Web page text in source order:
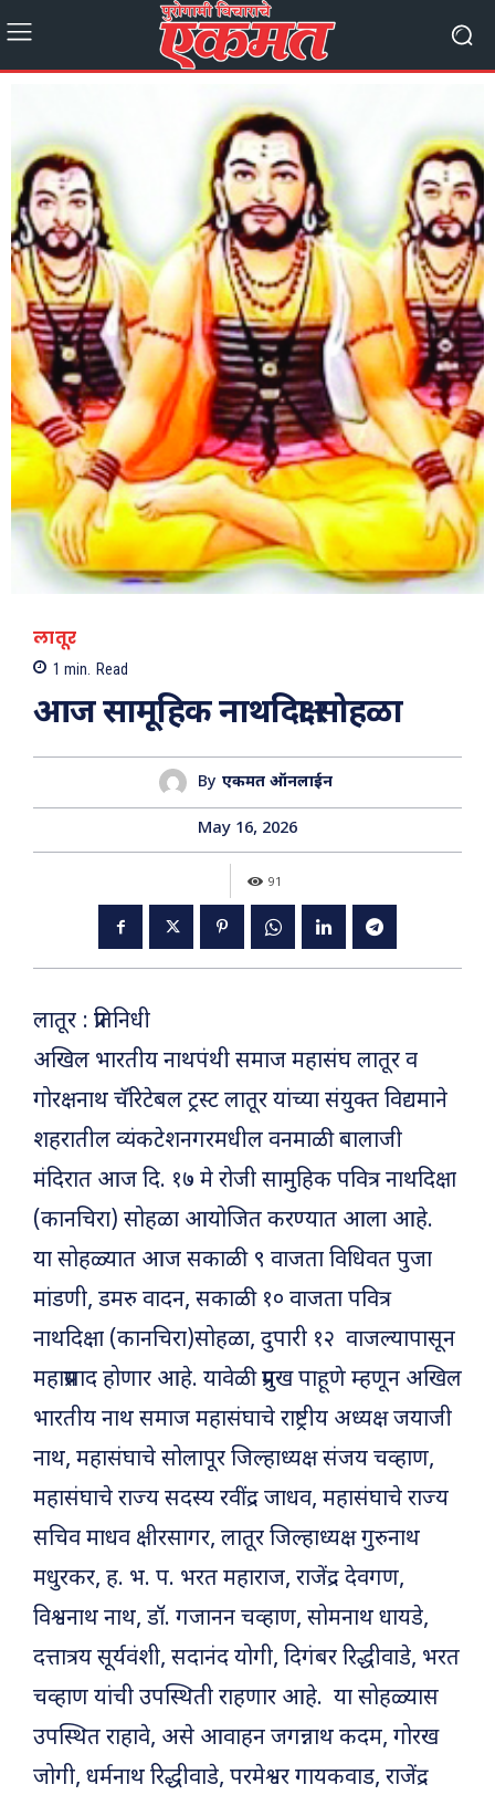
लातूर
1 min. Read
आज सामूहिक नाथदिक्षा सोहळा
By एकमत ऑनलाईन
May 16, 2026
91
लातूर : प्रतिनिधी
अखिल भारतीय नाथपंथी समाज महासंघ लातूर व
गोरक्षनाथ चॅरिटेबल ट्रस्ट लातूर यांच्या संयुक्त विद्यमाने
शहरातील व्यंकटेशनगरमधील वनमाळी बालाजी
मंदिरात आज दि. १७ मे रोजी सामुहिक पवित्र नाथदिक्षा
(कानचिरा) सोहळा आयोजित करण्यात आला आहे.
या सोहळ्यात आज सकाळी ९ वाजता विधिवत पुजा
मांडणी, डमरु वादन, सकाळी १० वाजता पवित्र
नाथदिक्षा (कानचिरा)सोहळा, दुपारी १२ वाजल्यापासून
महाप्रसाद होणार आहे. यावेळी प्रमुख पाहूणे म्हणून अखिल
भारतीय नाथ समाज महासंघाचे राष्ट्रीय अध्यक्ष जयाजी
नाथ, महासंघाचे सोलापूर जिल्हाध्यक्ष संजय चव्हाण,
महासंघाचे राज्य सदस्य रवींद्र जाधव, महासंघाचे राज्य
सचिव माधव क्षीरसागर, लातूर जिल्हाध्यक्ष गुरुनाथ
मधुरकर, ह. भ. प. भरत महाराज, राजेंद्र देवगण,
विश्वनाथ नाथ, डॉ. गजानन चव्हाण, सोमनाथ धायडे,
दत्तात्रय सूर्यवंशी, सदानंद योगी, दिगंबर रिद्धीवाडे, भरत
चव्हाण यांची उपस्थिती राहणार आहे. या सोहळ्यास
उपस्थित राहावे, असे आवाहन जगन्नाथ कदम, गोरख
जोगी, धर्मनाथ रिद्धीवाडे, परमेश्वर गायकवाड, राजेंद्र